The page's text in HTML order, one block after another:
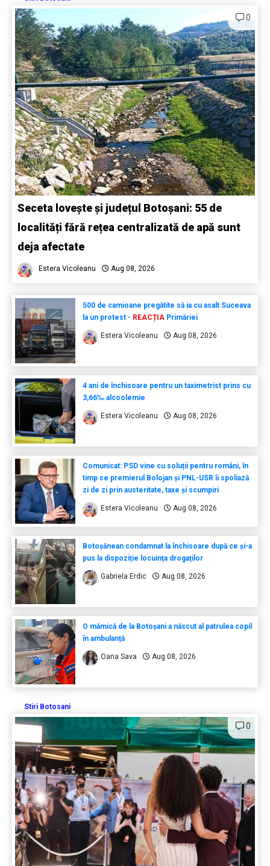
0
Seceta lovește și județul Botoșani: 55 de
localități fără rețea centralizată de apă sunt
deja afectate
Estera Vicoleanu Aug 08, 2026
500 de camioane pregătite să ia cu asalt Suceava
la un protest - REACȚIAPrimăriei
Estera Vicoleanu Aug 08, 2026
4 ani de închisoare pentru un taximetrist prins cu
3,66‰ alcoolemie
Estera Vicoleanu Aug 08, 2026
Comunicat: PSD vine cu soluții pentru români, în
timp ce premierul Bolojan și PNL-USR îi spoliază
zi de zi prin austeritate, taxe și scumpiri
Estera Vicoleanu Aug 08, 2026
Botoșănean condamnat la închisoare după ce și-a
pus la dispoziție locuința drogaților
Gabriela Erdic Aug 08, 2026
O mămică de la Botoșani a născut al patrulea copil
în ambulanță
Oana Sava Aug 08, 2026
Stiri Botosani
0